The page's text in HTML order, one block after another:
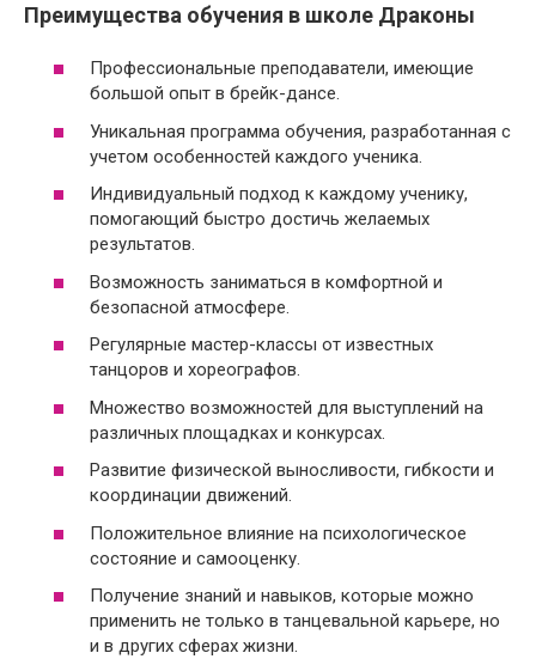
Преимущества обучения в школе Драконы
Профессиональные преподаватели, имеющие
большой опыт в брейк-дансе.
Уникальная программа обучения, разработанная с
учетом особенностей каждого ученика.
Индивидуальный подход к каждому ученику,
помогающий быстро достичь желаемых
результатов.
Возможность заниматься в комфортной и
безопасной атмосфере.
Регулярные мастер-классы от известных
танцоров и хореографов.
Множество возможностей для выступлений на
различных площадках и конкурсах.
Развитие физической выносливости, гибкости и
координации движений.
Положительное влияние на психологическое
состояние и самооценку.
Получение знаний и навыков, которые можно
применить не только в танцевальной карьере, но
и в других сферах жизни.